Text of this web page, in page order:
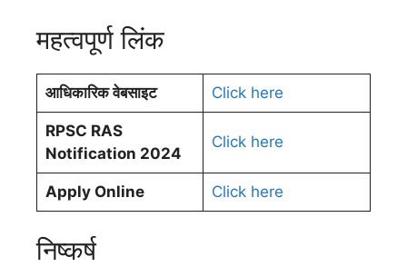
महत्वपूर्ण लिंक
आधिकारिक वेबसाइट Click here
RPSC RAS
Notification 2024
Click here
Apply Online Click here
निष्कर्ष